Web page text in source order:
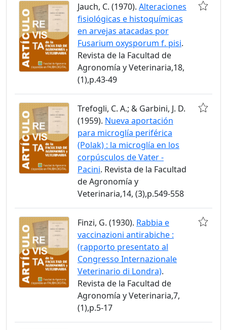
Jauch, C. (1970). Alteraciones
fisiológicas e histoquímicas
en arvejas atacadas por
Fusarium oxysporum f. pisi.
Revista de la Facultad de
Agronomía y Veterinaria,18,
(1),p.43-49
Trefogli, C. A.; & Garbini, J. D.
(1959). Nueva aportación
para microglía periférica
(Polak) : la microglía en los
corpúsculos de Vater -
Pacini. Revista de la Facultad
de Agronomía y
Veterinaria,14, (3),p.549-558
Finzi, G. (1930). Rabbia e
vaccinazioni antirabiche :
(rapporto presentato al
Congresso Internazionale
Veterinario di Londra).
Revista de la Facultad de
Agronomía y Veterinaria,7,
(1),p.5-17